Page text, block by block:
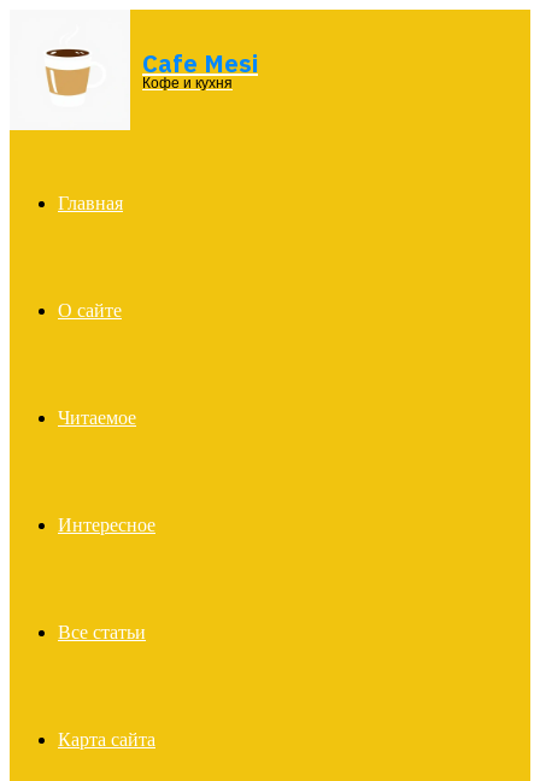
Menu Cafe Mesi
Кофе и кухня
Главная
О сайте
Читаемое
Интересное
Все статьи
Карта сайта